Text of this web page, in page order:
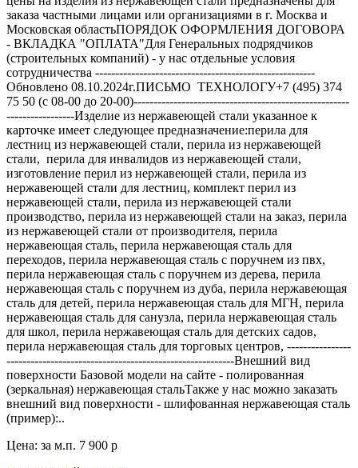
заказа частными лицами или организациями в г. Москва и
Московская областьПОРЯДОК ОФОРМЛЕНИЯ ДОГОВОРА
- ВКЛАДКА "ОПЛАТА"Для Генеральных подрядчиков
(строительных компаний) - у нас отдельные условия
сотрудничества -------------------------------------------------------
Обновлено 08.10.2024г.ПИСЬМО ТЕХНОЛОГУ+7 (495) 374
75 50 (с 08-00 до 20-00)------------------------------------------------------
-----------------Изделие из нержавеющей стали указанное к
карточке имеет следующее предназначение:перила для
лестниц из нержавеющей стали, перила из нержавеющей
стали, перила для инвалидов из нержавеющей стали,
изготовление перил из нержавеющей стали, перила из
нержавеющей стали для лестниц, комплект перил из
нержавеющей стали, перила из нержавеющей стали
производство, перила из нержавеющей стали на заказ, перила
из нержавеющей стали от производителя, перила
нержавеющая сталь, перила нержавеющая сталь для
переходов, перила нержавеющая сталь с поручнем из пвх,
перила нержавеющая сталь с поручнем из дерева, перила
нержавеющая сталь с поручнем из дуба, перила нержавеющая
сталь для детей, перила нержавеющая сталь для МГН, перила
нержавеющая сталь для санузла, перила нержавеющая сталь
для школ, перила нержавеющая сталь для детских садов,
перила нержавеющая сталь для торговых центров, ----------------
---------------------------------------------------------Внешний вид
поверхности Базовой модели на сайте - полированная
(зеркальная) нержавеющая стальТакже у нас можно заказать
внешний вид поверхности - шлифованная нержавеющая сталь
(пример):..
Цена: за м.п. 7 900 р